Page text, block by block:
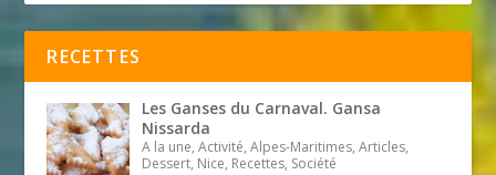
RECETTES
Les Ganses du Carnaval. Gansa
Nissarda
A la une, Activité, Alpes-Maritimes, Articles,
Dessert, Nice, Recettes, Société